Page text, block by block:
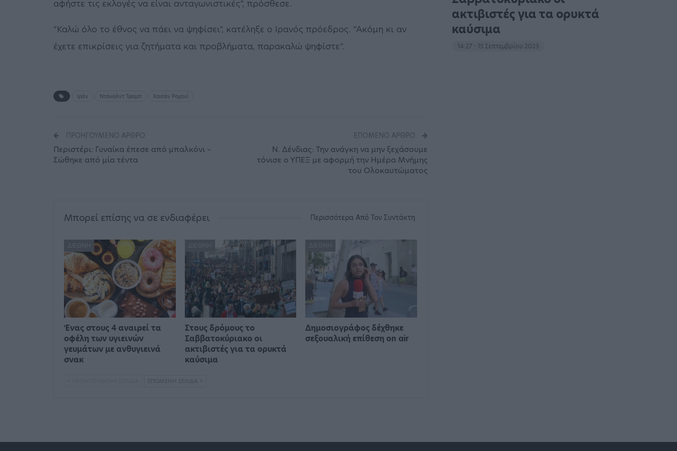
αφήστε τις εκλογές να είναι ανταγωνιστικές”, πρόσθεσε.
“Καλώ όλο το έθνος να πάει να ψηφίσει”, κατέληξε ο Ιρανός πρόεδρος. “Ακόμη κι αν
έχετε επικρίσεις για ζητήματα και προβλήματα, παρακαλώ ψηφίστε”.
Ιράν Ντόναλντ Τραμπ Χασάν Ροχανί
ΠΡΟΗΓΟΎΜΕΝΟ ΆΡΘΡΟ
Περιστέρι: Γυναίκα έπεσε από μπαλκόνι –
Σώθηκε από μία τέντα
ΕΠΌΜΕΝΟ ΆΡΘΡΟ
Ν. Δένδιας: Την ανάγκη να μην ξεχάσουμε
τόνισε ο ΥΠΕΞ με αφορμή την Ημέρα Μνήμης
του Ολοκαυτώματος
Μπορεί επίσης να σε ενδιαφέρει Περισσότερα Από Τον Συντάκτη
ΔΙΕΘΝΉ
Ένας στους 4 αναιρεί τα
οφέλη των υγιεινών
γευμάτων με ανθυγιεινά
σνακ
ΔΙΕΘΝΉ
Στους δρόμους το
Σαββατοκύριακο οι
ακτιβιστές για τα ορυκτά
καύσιμα
ΔΙΕΘΝΉ
Δημοσιογράφος δέχθηκε
σεξουαλική επίθεση on air
ΕΠΌΜΕΝΗ ΣΕΛΊΔΑ
ακτιβιστές για τα ορυκτά
καύσιμα
14:27 - 15 Σεπτεμβρίου 2023